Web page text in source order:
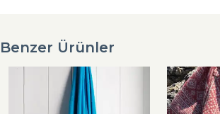
Benzer Ürünler